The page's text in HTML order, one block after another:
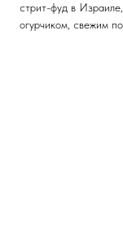
стрит-фуд в
огурчиком, свежим